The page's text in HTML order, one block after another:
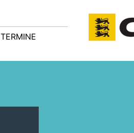
TERMINE